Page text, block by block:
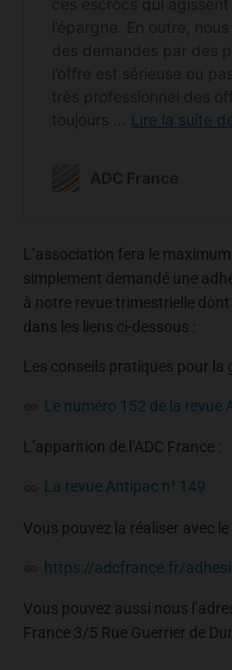
L’association fera le
simplement demandé une
à notre revue trimestrielle
dans les liens ci-dessous :
Les conseils pratiques pour la
Le numéro 152 de la revue
L’apparition de l’ADC France :
La revue Antipac n° 149
Vous pouvez la réaliser avec
https://adcfrance.fr/
Vous pouvez aussi nous
France 3/5 Rue Guerrier de